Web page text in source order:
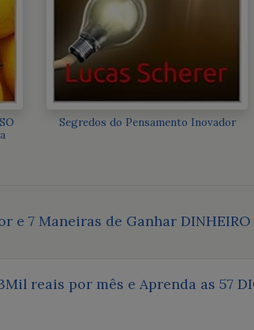
Segredos do Pensamento Inovador
e 7 Maneiras de Ganhar
reais por mês e Aprenda as 57